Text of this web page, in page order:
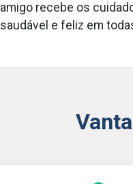
amigo recebe os
saudável e feliz em